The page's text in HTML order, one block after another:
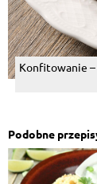
Konfitowanie –
Podobne